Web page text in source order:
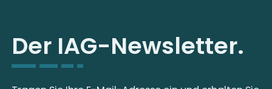
Der IAG-Newsletter.